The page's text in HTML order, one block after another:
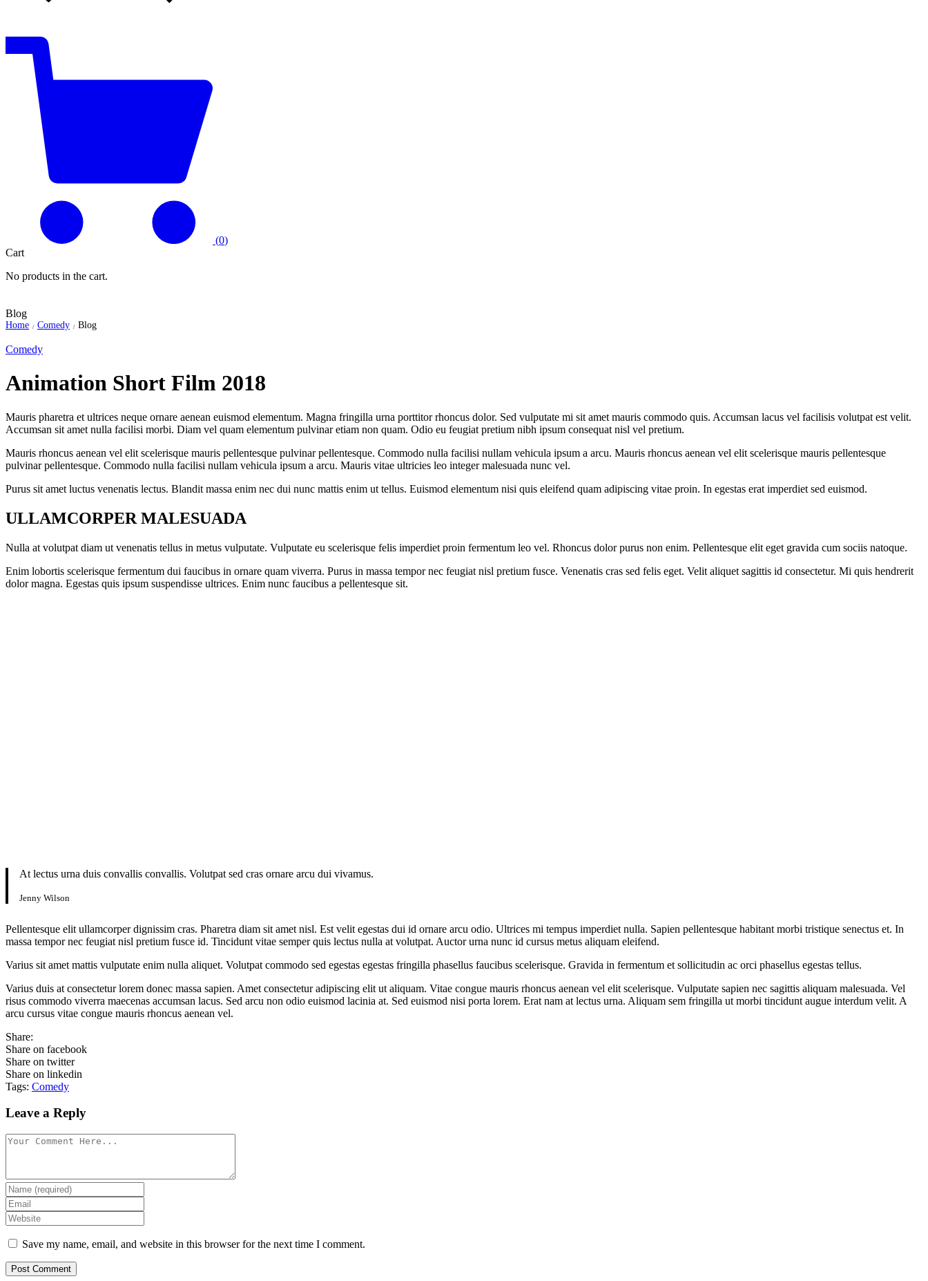
(0)
Cart
No products in the cart.
Blog
Home / Comedy / Blog
Comedy
Animation Short Film 2018
Mauris pharetra et ultrices neque ornare aenean euismod elementum. Magna fringilla urna porttitor rhoncus dolor. Sed vulputate mi sit amet mauris commodo quis. Accumsan lacus vel facilisis volutpat est velit.
Accumsan sit amet nulla facilisi morbi. Diam vel quam elementum pulvinar etiam non quam. Odio eu feugiat pretium nibh ipsum consequat nisl vel pretium.
Mauris rhoncus aenean vel elit scelerisque mauris pellentesque pulvinar pellentesque. Commodo nulla facilisi nullam vehicula ipsum a arcu. Mauris rhoncus aenean vel elit scelerisque mauris pellentesque
pulvinar pellentesque. Commodo nulla facilisi nullam vehicula ipsum a arcu. Mauris vitae ultricies leo integer malesuada nunc vel.
Purus sit amet luctus venenatis lectus. Blandit massa enim nec dui nunc mattis enim ut tellus. Euismod elementum nisi quis eleifend quam adipiscing vitae proin. In egestas erat imperdiet sed euismod.
ULLAMCORPER MALESUADA
Nulla at volutpat diam ut venenatis tellus in metus vulputate. Vulputate eu scelerisque felis imperdiet proin fermentum leo vel. Rhoncus dolor purus non enim. Pellentesque elit eget gravida cum sociis natoque.
Enim lobortis scelerisque fermentum dui faucibus in ornare quam viverra. Purus in massa tempor nec feugiat nisl pretium fusce. Venenatis cras sed felis eget. Velit aliquet sagittis id consectetur. Mi quis hendrerit
dolor magna. Egestas quis ipsum suspendisse ultrices. Enim nunc faucibus a pellentesque sit.
At lectus urna duis convallis convallis. Volutpat sed cras ornare arcu dui vivamus.
Jenny Wilson
Pellentesque elit ullamcorper dignissim cras. Pharetra diam sit amet nisl. Est velit egestas dui id ornare arcu odio. Ultrices mi tempus imperdiet nulla. Sapien pellentesque habitant morbi tristique senectus et. In
massa tempor nec feugiat nisl pretium fusce id. Tincidunt vitae semper quis lectus nulla at volutpat. Auctor urna nunc id cursus metus aliquam eleifend.
Varius sit amet mattis vulputate enim nulla aliquet. Volutpat commodo sed egestas egestas fringilla phasellus faucibus scelerisque. Gravida in fermentum et sollicitudin ac orci phasellus egestas tellus.
Varius duis at consectetur lorem donec massa sapien. Amet consectetur adipiscing elit ut aliquam. Vitae congue mauris rhoncus aenean vel elit scelerisque. Vulputate sapien nec sagittis aliquam malesuada. Vel
risus commodo viverra maecenas accumsan lacus. Sed arcu non odio euismod lacinia at. Sed euismod nisi porta lorem. Erat nam at lectus urna. Aliquam sem fringilla ut morbi tincidunt augue interdum velit. A
arcu cursus vitae congue mauris rhoncus aenean vel.
Share:
Share on facebook
Share on twitter
Share on linkedin
Tags: Comedy
Leave a Reply
Save my name, email, and website in this browser for the next time I comment.